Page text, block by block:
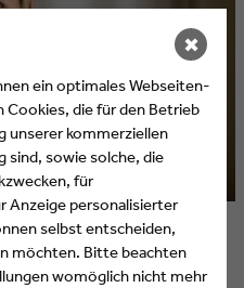
ein optimales Webseiten-
Cookies, die für den Betrieb
unserer kommerziellen
sind, sowie solche, die
für
Anzeige personalisierter
selbst entscheiden,
möchten. Bitte beachten
womöglich nicht mehr
✖